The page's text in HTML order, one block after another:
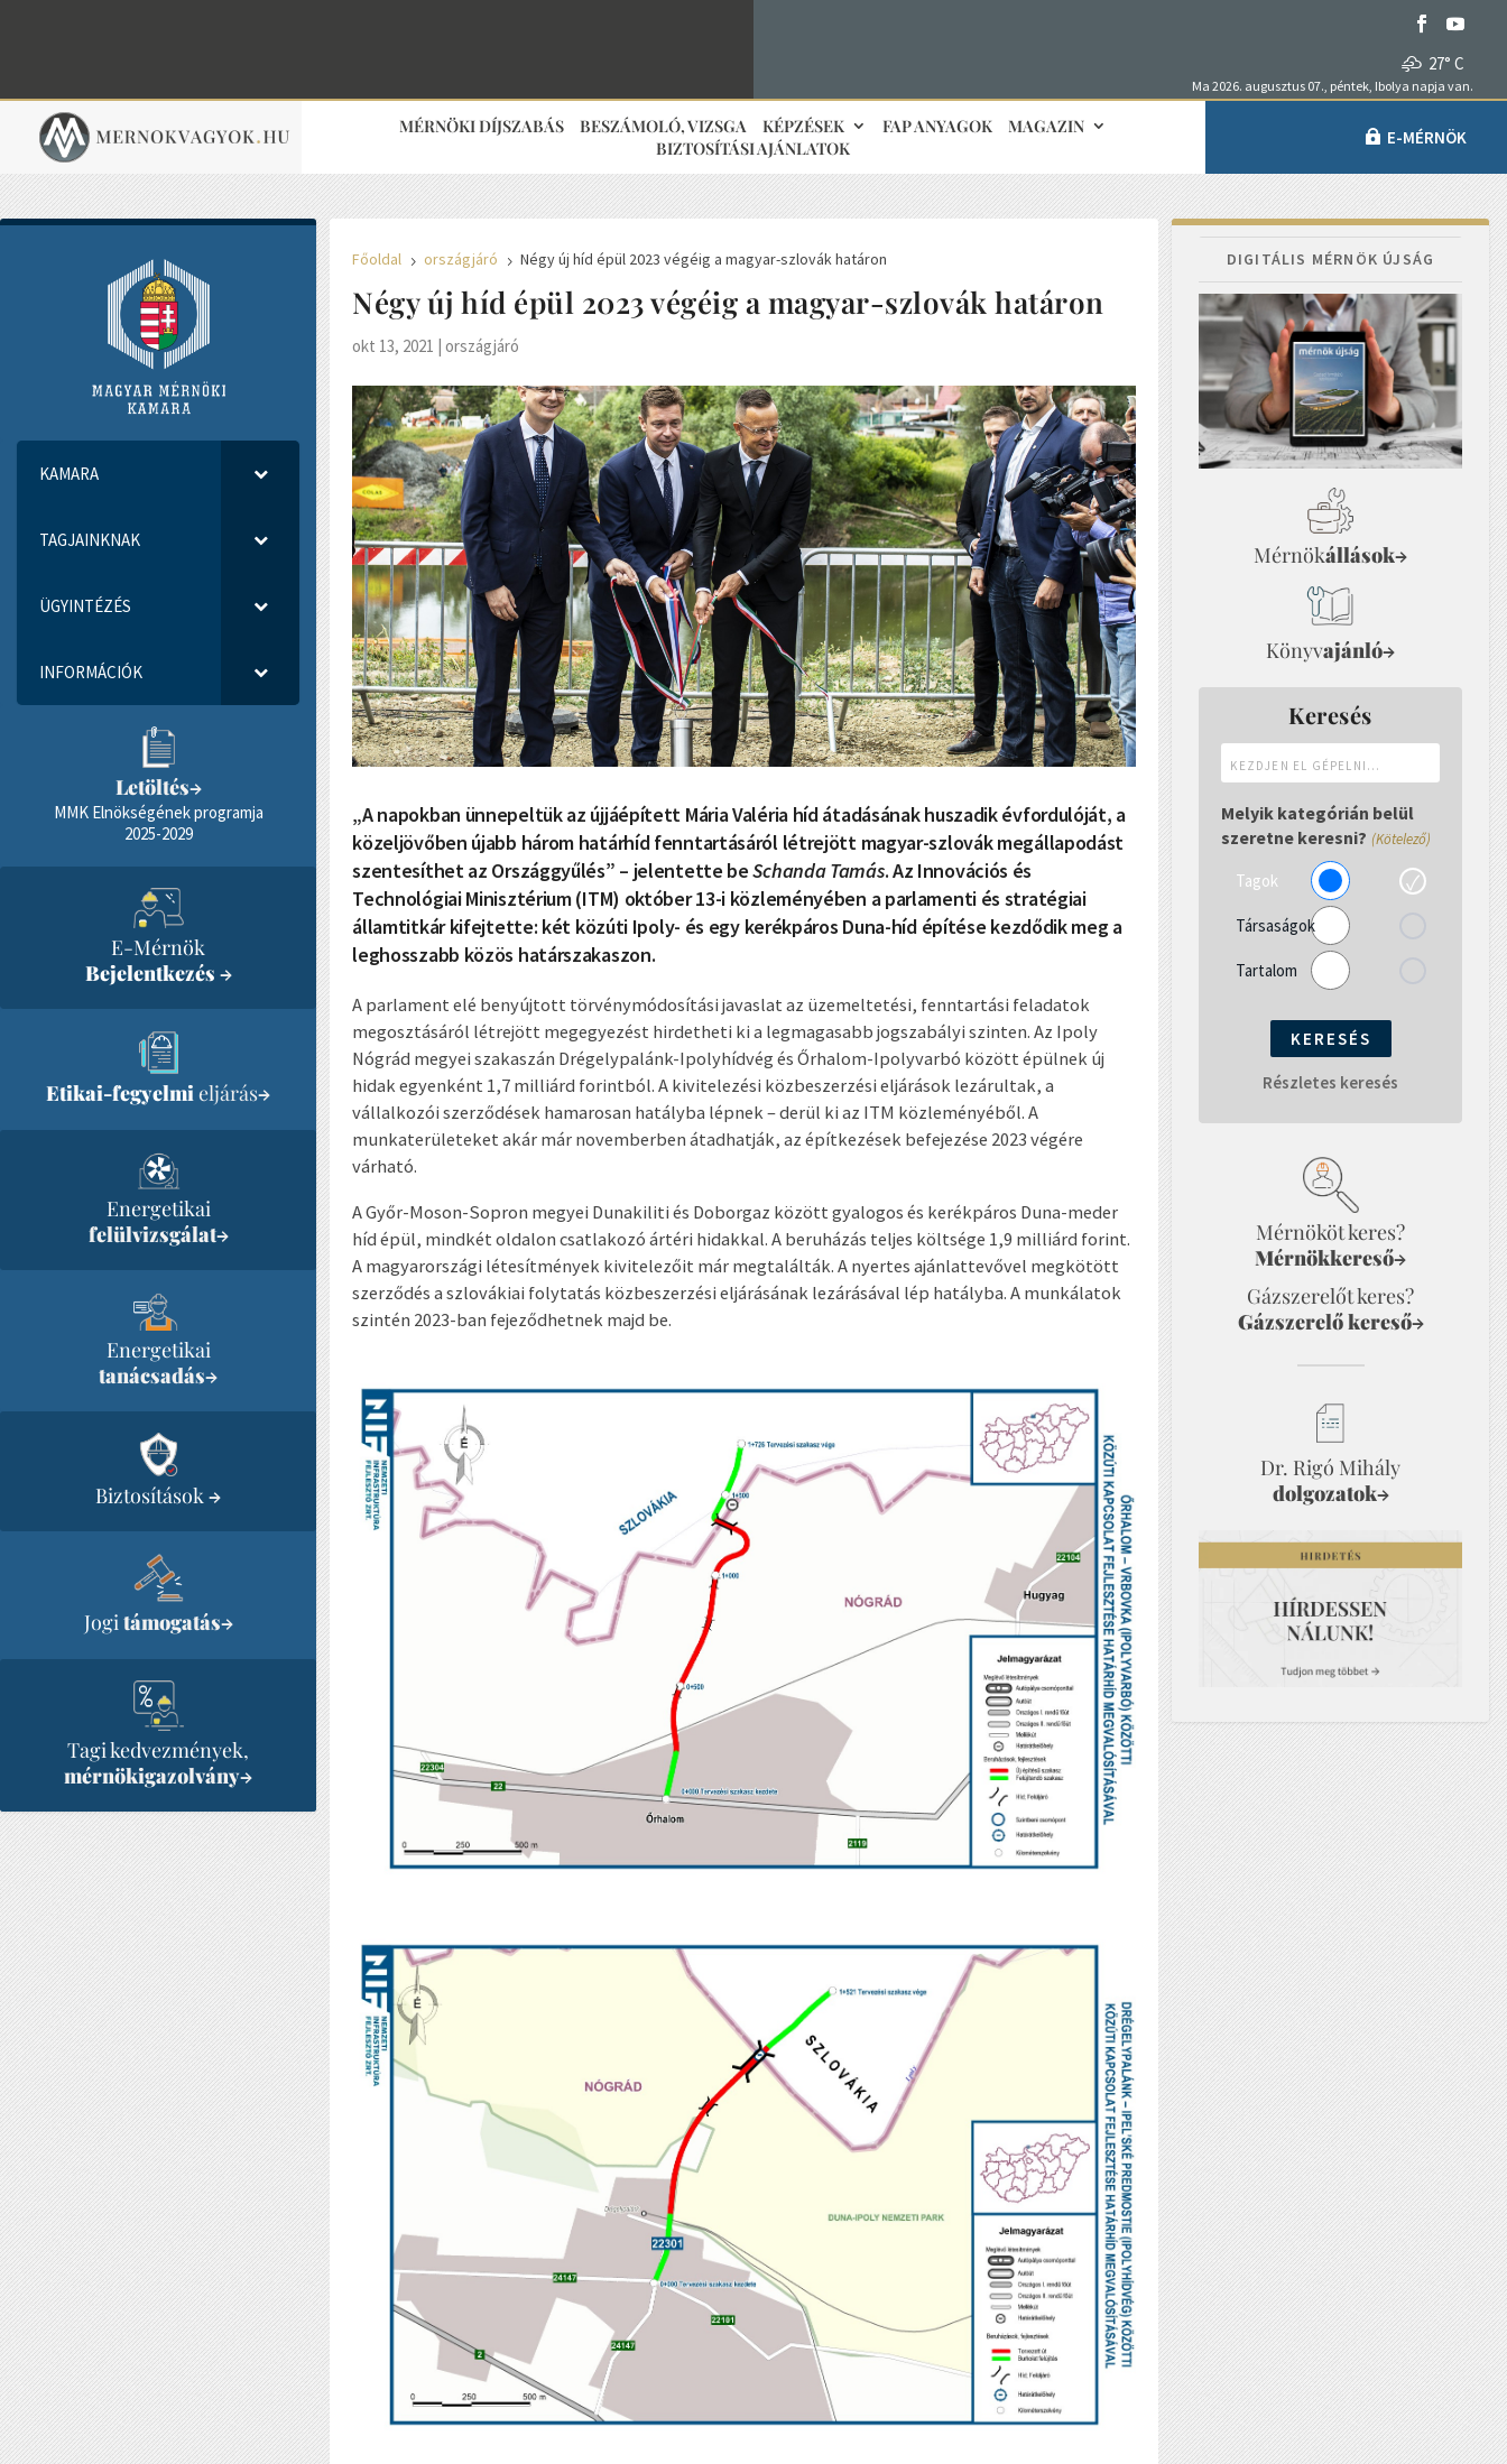
27° C
Ma 2026. augusztus 07., péntek, Ibolya napja van.
MÉRNÖKI DÍJSZABÁS BESZÁMOLÓ, VIZSGA KÉPZÉSEK FAP ANYAGOK
MAGAZIN
BIZTOSÍTÁSI AJÁNLATOK
E-MÉRNÖK
KAMARA
TAGJAINKNAK
ÜGYINTÉZÉS
INFORMÁCIÓK
Letöltés→
MMK Elnökségének programja
2025-2029
E-Mérnök
Bejelentkezés →
Etikai-fegyelmieljárás→
Energetikai
felülvizsgálat→
Energetikai
tanácsadás→
Biztosítások→
Jogitámogatás→
Tagi kedvezmények,
mérnökigazolvány→
Főoldal 5 országjáró 5 Négy új híd épül 2023 végéig a magyar-szlovák határon
Négy új híd épül 2023 végéig a magyar-szlovák határon
okt 13, 2021 |országjáró
„A napokban ünnepeltük az újjáépített Mária Valéria híd átadásának huszadik évfordulóját, a
közeljövőben újabb három határhíd fenntartásáról létrejött magyar-szlovák megállapodást
szentesíthet az Országgyűlés” – jelentette beSchanda Tamás. Az Innovációs és
Technológiai Minisztérium (ITM) október 13-i közleményében a parlamenti és stratégiai
államtitkár kifejtette: két közúti Ipoly- és egy kerékpáros Duna-híd építése kezdődik meg a
leghosszabb közös határszakaszon.
A parlament elé benyújtott törvénymódosítási javaslat az üzemeltetési, fenntartási feladatok
megosztásáról létrejött megegyezést hirdetheti ki a legmagasabb jogszabályi szinten. Az Ipoly
Nógrád megyei szakaszán Drégelypalánk-Ipolyhídvég és Őrhalom-Ipolyvarbó között épülnek új
hidak egyenként 1,7 milliárd forintból. A kivitelezési közbeszerzési eljárások lezárultak, a
vállalkozói szerződések hamarosan hatályba lépnek – derül ki az ITM közleményéből. A
munkaterületeket akár már novemberben átadhatják, az építkezések befejezése 2023 végére
várható.
A Győr-Moson-Sopron megyei Dunakiliti és Doborgaz között gyalogos és kerékpáros Duna-meder
híd épül, mindkét oldalon csatlakozó ártéri hidakkal. A beruházás teljes költsége 1,9 milliárd forint.
A magyarországi létesítmények kivitelezőit már megtalálták. A nyertes ajánlattevővel megkötött
szerződés a szlovákiai folytatás közbeszerzési eljárásának lezárásával lép hatályba. A munkálatok
szintén 2023-ban fejeződhetnek majd be.
DIGITÁLIS MÉRNÖK ÚJSÁG
Mérnökállások→
Könyvajánló→
Keresés
el
gépelni...
Melyik kategórián belül
szeretne keresni? (Kötelező)
Tagok
Társaságok
Tartalom
Részletes keresés
Mérnököt keres?
Mérnökkereső→
Gázszerelőt keres?
Gázszerelő kereső→
Dr. Rigó Mihály
dolgozatok→